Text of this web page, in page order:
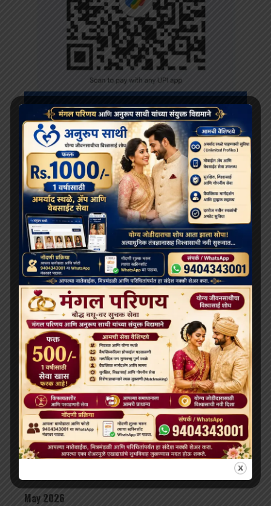
RECENT POSTS
दलाई लामा 91 साल के हो गए हैं; भारत और चीन के बीच बौद्ध धर्म
के भविष्य को लेकर खींचतान चल रही है
भव्य बौद्ध धम्म जुलूस बोमडिला में प्रवेश करता है
‘विकसित भारत 2047’ के लिए बौद्ध मूल्य और आधुनिक विज्ञान
अहम: हिमाचल के राज्यपाल
थाईलैंड के महामहिम राजा ने सड़क दुर्घटना में घायल भिक्षुओं की
देखभाल की जिम्मेदारी ली, शाही संरक्षण में होगा उपचार
दलाई लामा लद्दाख लौटे, भारत के हिमालयी बौद्ध संबंधों को और
मज़बूत किया
ARCHIVES
July 2026
May 2026